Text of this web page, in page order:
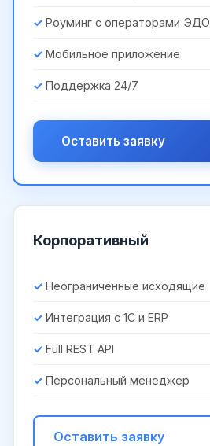
Роуминг с операторами ЭДО
Мобильное приложение
Поддержка 24/7
Оставить заявку
Корпоративный
Неограниченные исходящие
Интеграция с 1С и ERP
Full REST API
Персональный менеджер
Оставить заявку